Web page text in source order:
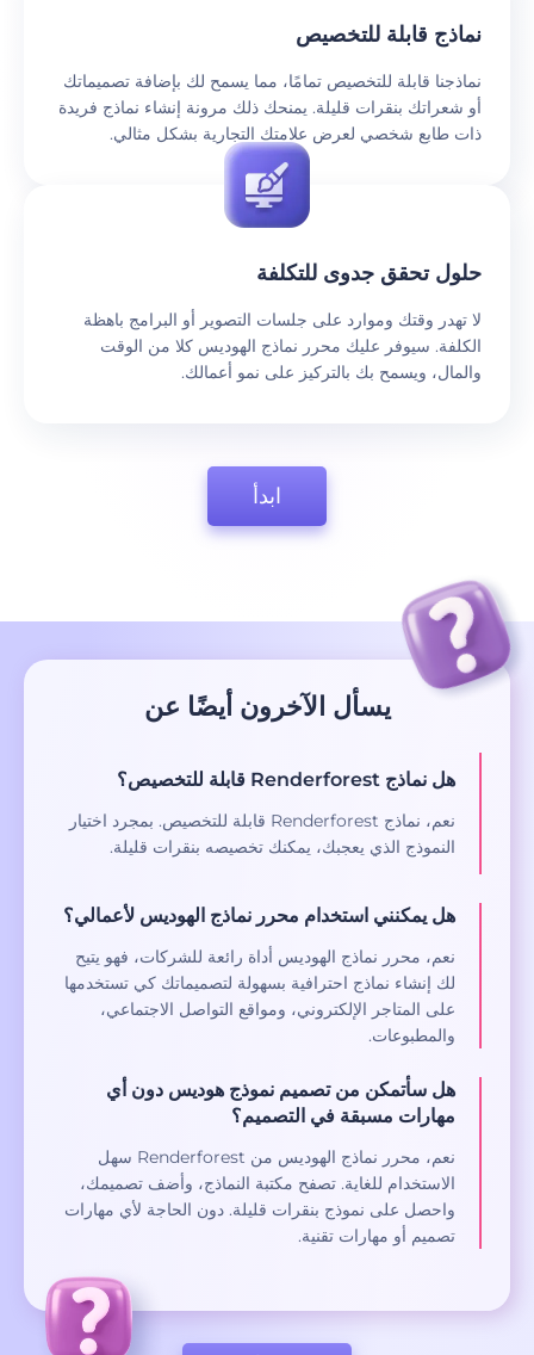
نماذج قابلة للتخصيص
نماذجنا قابلة للتخصيص تمامًا، مما يسمح لك بإضافة تصميماتك
أو شعراتك بنقرات قليلة. يمنحك ذلك مرونة إنشاء نماذج فريدة
ذات طابع شخصي لعرض علامتك التجارية بشكل مثالي.
حلول تحقق جدوى للتكلفة
لا تهدر وقتك وموارد على جلسات التصوير أو البرامج باهظة
الكلفة. سيوفر عليك محرر نماذج الهوديس كلا من الوقت
والمال، ويسمح بك بالتركيز على نمو أعمالك.
ابدأ
يسأل الآخرون أيضًا عن
هل نماذج Renderforest قابلة للتخصيص؟
نعم، نماذج Renderforest قابلة للتخصيص. بمجرد اختيار
النموذج الذي يعجبك، يمكنك تخصيصه بنقرات قليلة.
هل يمكنني استخدام محرر نماذج الهوديس لأعمالي؟
نعم، محرر نماذج الهوديس أداة رائعة للشركات، فهو يتيح
لك إنشاء نماذج احترافية بسهولة لتصميماتك كي تستخدمها
على المتاجر الإلكتروني، ومواقع التواصل الاجتماعي،
والمطبوعات.
هل سأتمكن من تصميم نموذج هوديس دون أي
مهارات مسبقة في التصميم؟
نعم، محرر نماذج الهوديس من Renderforest سهل
الاستخدام للغاية. تصفح مكتبة النماذج، وأضف تصميمك،
واحصل على نموذج بنقرات قليلة. دون الحاجة لأي مهارات
تصميم أو مهارات تقنية.